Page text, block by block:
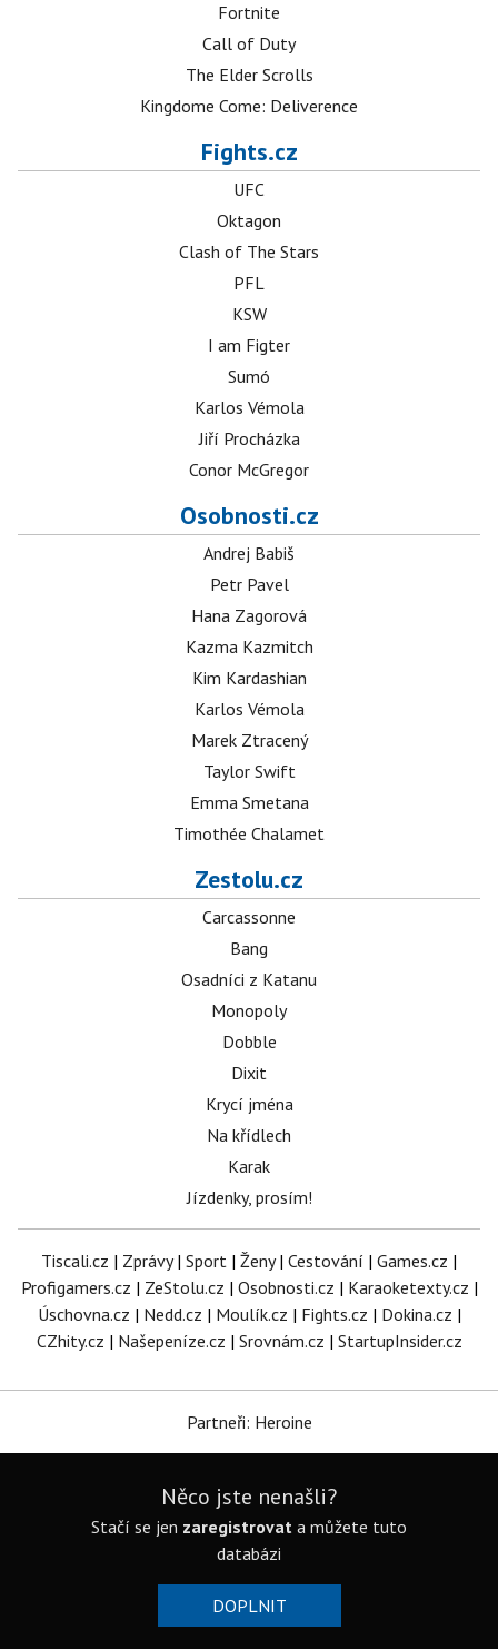
Fortnite
Call of Duty
The Elder Scrolls
Kingdome Come: Deliverence
Fights.cz
UFC
Oktagon
Clash of The Stars
PFL
KSW
I am Figter
Sumó
Karlos Vémola
Jiří Procházka
Conor McGregor
Osobnosti.cz
Andrej Babiš
Petr Pavel
Hana Zagorová
Kazma Kazmitch
Kim Kardashian
Karlos Vémola
Marek Ztracený
Taylor Swift
Emma Smetana
Timothée Chalamet
Zestolu.cz
Carcassonne
Bang
Osadníci z Katanu
Monopoly
Dobble
Dixit
Krycí jména
Na křídlech
Karak
Jízdenky, prosím!
Tiscali.cz | Zprávy| Sport | Ženy| Cestování | Games.cz |
Profigamers.cz | ZeStolu.cz | Osobnosti.cz | Karaoketexty.cz |
Úschovna.cz | Nedd.cz | Moulík.cz | Fights.cz | Dokina.cz |
CZhity.cz | Našepeníze.cz | Srovnám.cz | StartupInsider.cz
Partneři: Heroine
Něco jste nenašli?
Stačí se jen zaregistrovat a můžete tuto
databázi
DOPLNIT